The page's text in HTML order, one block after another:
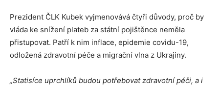
Prezident ČLK Kubek vyjmenovává čtyři důvody, proč by
vláda ke snížení plateb za státní pojištěnce neměla
přistupovat. Patří k nim inflace, epidemie covidu-19,
odložená zdravotní péče a migrační vlna z Ukrajiny.
„Statisíce uprchlíků budou potřebovat zdravotní péči, a i